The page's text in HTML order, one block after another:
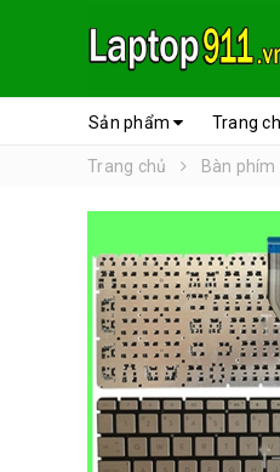
Sản phẩm Trang
Trang chủ Bàn